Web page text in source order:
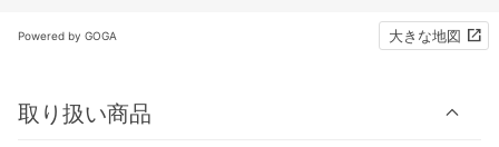
Powered by GOGA 大きな地図
取り扱い商品